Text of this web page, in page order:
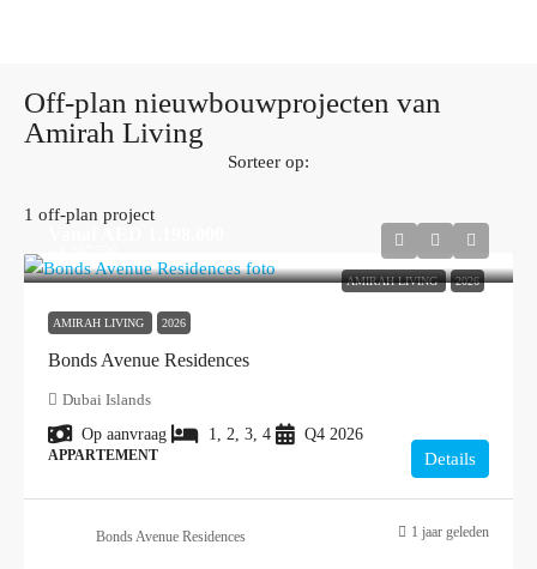
Off-plan nieuwbouwprojecten van
Amirah Living
1 off-plan project
Sorteer op:
AMIRAH LIVING 2026
AMIRAH LIVING 2026
Bonds Avenue Residences
Dubai Islands
Op aanvraag
1, 2, 3, 4 Q4 2026
APPARTEMENT Details
Bonds Avenue Residences 1 jaar geleden